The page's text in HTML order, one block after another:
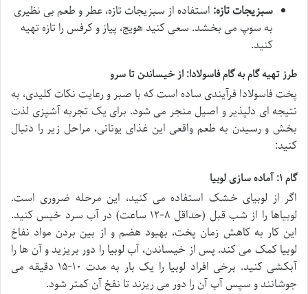
سبزیجات تازه: استفاده از سبزیجات تازه، عطر و طعم بی نظیری
به سوپ می بخشد. سعی کنید هویج، پیاز و کرفس را تازه تهیه
کنید.
طرز تهیه گام به گام فاسولادا: از خیساندن تا سرو
پخت فاسولادا فرآیندی ساده است که با صبر و رعایت نکات کلیدی، به
نتیجه ای دلپذیر و اصیل منجر می شود. برای یک تجربه آشپزی لذت
بخش و رسیدن به طعم واقعی این غذای یونانی، مراحل زیر را دنبال
کنید:
گام ۱: آماده سازی لوبیا
اگر از لوبیای خشک استفاده می کنید، این مرحله ضروری است.
لوبیاها را از شب قبل (حداقل ۸-۱۲ ساعت) در آب سرد خیس کنید.
این کار به کاهش زمان پخت، بهبود هضم و از بین بردن مواد نفاخ
لوبیا کمک می کند. پس از خیساندن، آب لوبیا را دور بریزید و آن ها را
آبکشی کنید. برخی افراد لوبیا را یک بار به مدت ۱۰-۱۵ دقیقه می
جوشانند و سپس آب آن را دور می ریزند تا نفخ آن کمتر شود.